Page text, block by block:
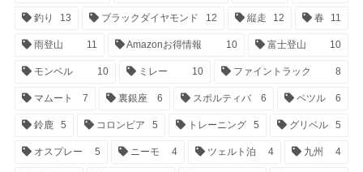
釣り 13 ブラックダイヤモンド 12 縦走 12 春 11
雨登山 11 Amazonお得情報 10 富士登山 10
モンベル 10 ミレー 10 ファイントラック 8
マムート 7 裏銀座 6 スポルティバ 6 ペツル 6
鈴鹿 5 コロンビア 5 トレーニング 5 グリベル 5
オスプレー 5 ニーモ 4 ツェルト泊 4 九州 4